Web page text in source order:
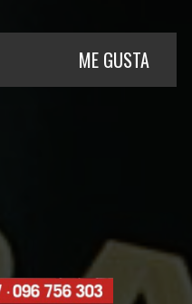
ME GUSTA